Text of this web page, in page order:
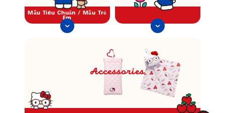
Mẫu Tiêu Chuẩn / Mẫu Trẻ
Em
Accessories